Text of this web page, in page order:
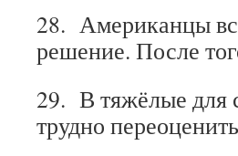
28. Американцы
решение. После
29. В тяжёлые для
трудно